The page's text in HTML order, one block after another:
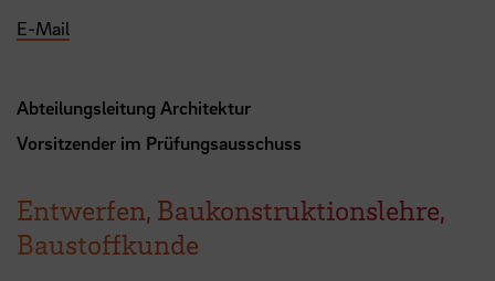
E-Mail
Abteilungsleitung Architektur
Vorsitzender im Prüfungsausschuss
Entwerfen, Baukonstruktionslehre,
Baustoffkunde